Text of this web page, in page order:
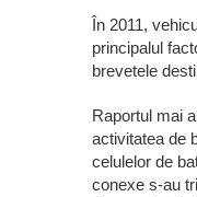
În 2011,
principalul
brevetele
Raportul mai
activitatea de
celulelor de
conexe s-au